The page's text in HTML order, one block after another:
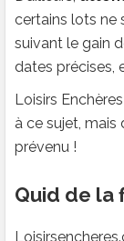
certains lots ne
suivant le gain
dates précises,
Loisirs
à ce sujet,
prévenu !
Quid de la